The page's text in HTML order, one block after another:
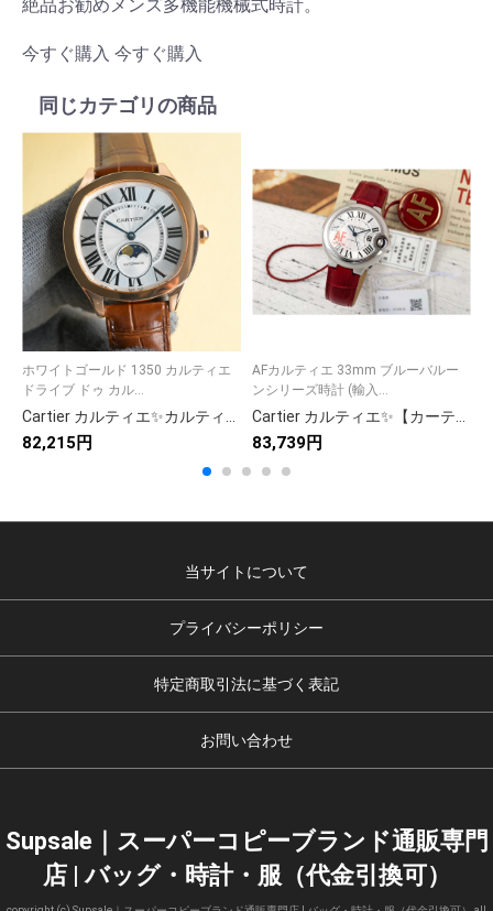
絶品お勧めメンズ多機能機械式時計。
今すぐ購入 今すぐ購入
同じカテゴリの商品
ホワイトゴールド 1350 カルティエ
ドライブ ドゥ カル...
82,215円
AFカルティエ 33mm ブルーバルー
ンシリーズ時計 (輸入...
83,739円
当サイトについて
プライバシーポリシー
特定商取引法に基づく表記
お問い合わせ
Supsale｜スーパーコピーブランド通販専門
店 | バッグ・時計・服（代金引換可）